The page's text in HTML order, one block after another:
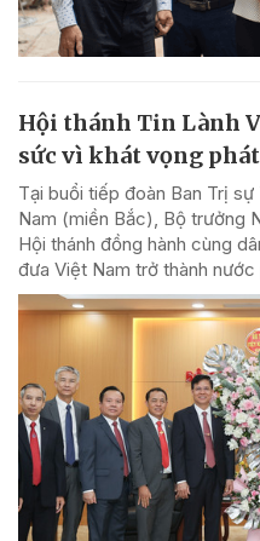
Hội thánh Tin Lành
sức vì khát vọng
Tại buổi tiếp đoàn Ban Trị
Nam (miền Bắc), Bộ trưởng
Hội thánh đồng hành cùng
đưa Việt Nam trở thành nước